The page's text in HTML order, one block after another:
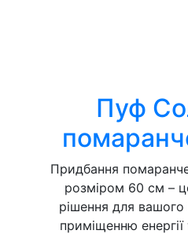
Пуф
Придбання
розміром 60 см –
рішення для вашого
приміщенню